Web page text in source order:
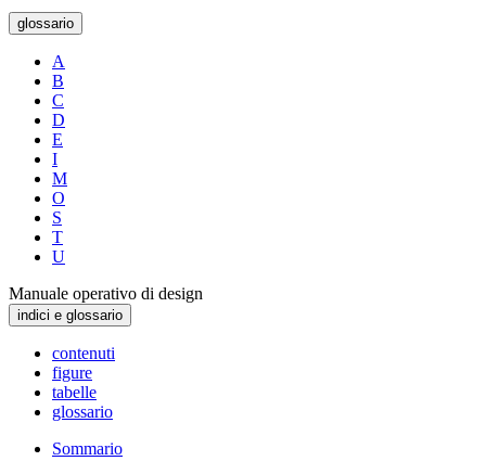
glossario
A
B
C
D
E
I
M
O
S
T
U
Manuale operativo di design
indici e glossario
contenuti
figure
tabelle
glossario
Sommario